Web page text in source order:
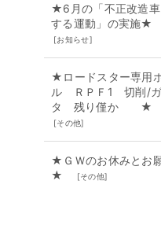
★6月の「不正改造車
する運動」の実施★
[お知らせ]
★ロードスター専用
ル ＲＰＦ1 切削/ガ
タ 残り僅か ★
[その他]
★ＧＷのお休みとお
★
[その他]